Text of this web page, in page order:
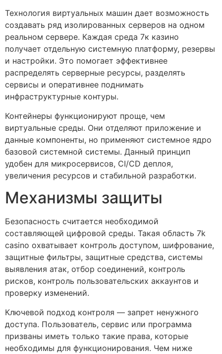
Технология виртуальных машин дает возможность
создавать ряд изолированных серверов на одном
реальном сервере. Каждая среда 7к казино
получает отдельную системную платформу, резервы
и настройки. Это помогает эффективнее
распределять серверные ресурсы, разделять
сервисы и оперативнее поднимать
инфраструктурные контуры.
Контейнеры функционируют проще, чем
виртуальные среды. Они отделяют приложение и
данные компоненты, но применяют системное ядро
базовой системной системы. Данный принцип
удобен для микросервисов, CI/CD деплоя,
увеличения ресурсов и стабильной разработки.
Механизмы защиты
Безопасность считается необходимой
составляющей цифровой среды. Такая область 7k
casino охватывает контроль доступом, шифрование,
защитные фильтры, защитные средства, системы
выявления атак, отбор соединений, контроль
рисков, контроль пользовательских аккаунтов и
проверку изменений.
Ключевой подход контроля — запрет ненужного
доступа. Пользователь, сервис или программа
призваны иметь только такие права, которые
необходимы для функционирования. Чем ниже